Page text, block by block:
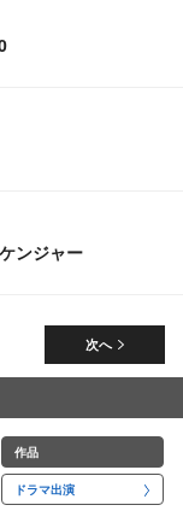
ンジャー
次へ
作品
ドラマ出演